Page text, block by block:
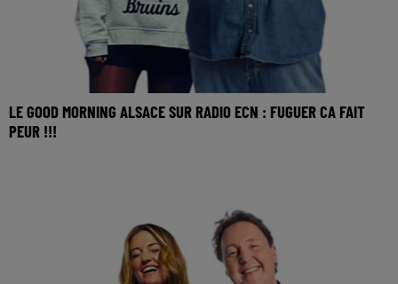
LE GOOD MORNING ALSACE SUR RADIO ECN : FUGUER CA FAIT
PEUR !!!